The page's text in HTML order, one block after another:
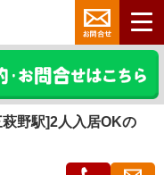
野駅]2人入居OKの